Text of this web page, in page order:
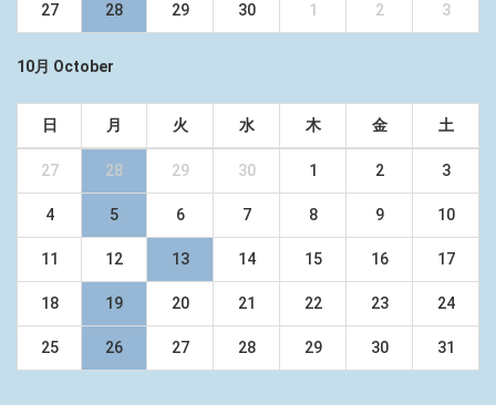
27 28 29 30 1 2 3
10月 October
日 月 火 水 木 金 土
27 28 29 30 1 2 3
4 5 6 7 8 9 10
11 12 13 14 15 16 17
18 19 20 21 22 23 24
25 26 27 28 29 30 31